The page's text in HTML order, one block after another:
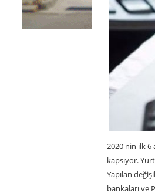
2020'nin ilk 6
kapsıyor.
Yapılan
bankaları ve